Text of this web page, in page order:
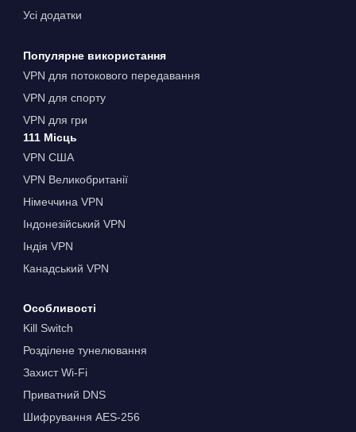
Усі додатки
Популярне використання
VPN для потокового передавання
VPN для спорту
VPN для гри
111 Місць
VPN США
VPN Великобританії
Німеччина VPN
Індонезійський VPN
Індія VPN
Канадський VPN
Особливості
Kill Switch
Розділене тунелювання
Захист Wi-Fi
Приватний DNS
Шифрування AES-256